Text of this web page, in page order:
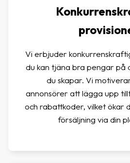
Vi erbjuder
du kan tjäna bra pengar på
du skapar. Vi
annonsörer att lägga upp
och rabattkoder, vilket ökar
försäljning via din